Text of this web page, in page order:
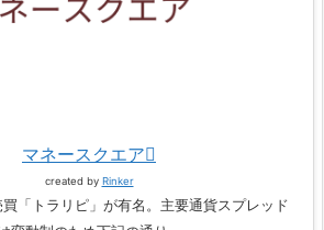
マネースクエア
created by Rinker
「トラリピ」が有名。主要通貨スプレッド